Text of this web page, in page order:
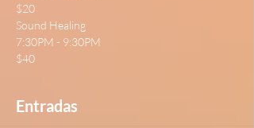
$20
Sound Healing
7:30PM - 9:30PM
$40
Entradas